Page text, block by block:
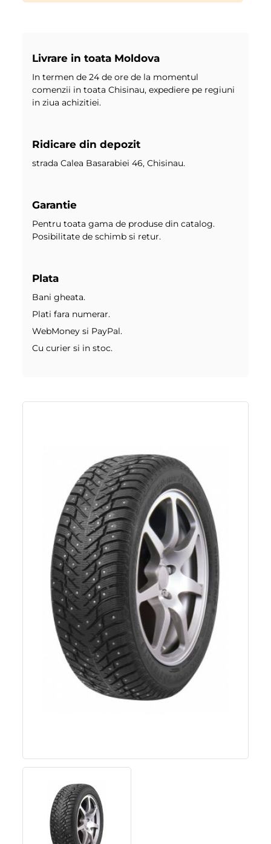
Livrare in toata Moldova
In termen de 24 de ore de la momentul
comenzii in toata Chisinau, expediere pe regiuni
in ziua achizitiei.
Ridicare din depozit
strada Calea Basarabiei 46, Chisinau.
Garantie
Pentru toata gama de produse din catalog.
Posibilitate de schimb si retur.
Plata
Bani gheata.
Plati fara numerar.
WebMoney si PayPal.
Cu curier si in stoc.